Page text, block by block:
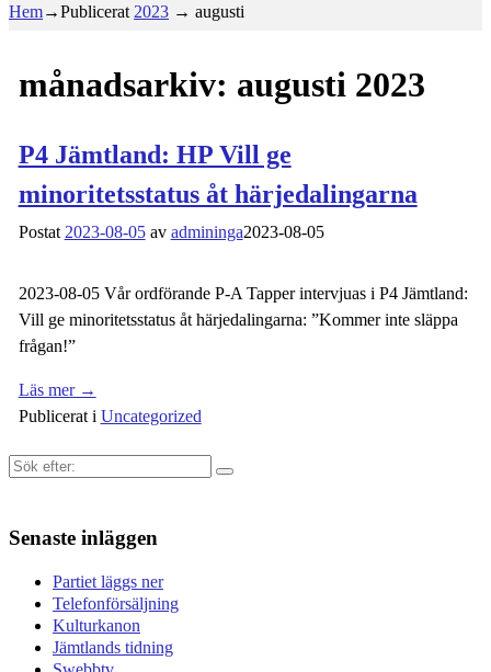
Hem→Publicerat 2023 → augusti
månadsarkiv: augusti 2023
P4 Jämtland: HP Vill ge
minoritetsstatus åt härjedalingarna
Postat 2023-08-05 av admininga2023-08-05
2023-08-05 Vår ordförande P-A Tapper intervjuas i P4 Jämtland:
Vill ge minoritetsstatus åt härjedalingarna: ”Kommer inte släppa
frågan!”
Läs mer →
Publicerat i Uncategorized
Sök
Senaste inläggen
Partiet läggs ner
Telefonförsäljning
Kulturkanon
Jämtlands tidning